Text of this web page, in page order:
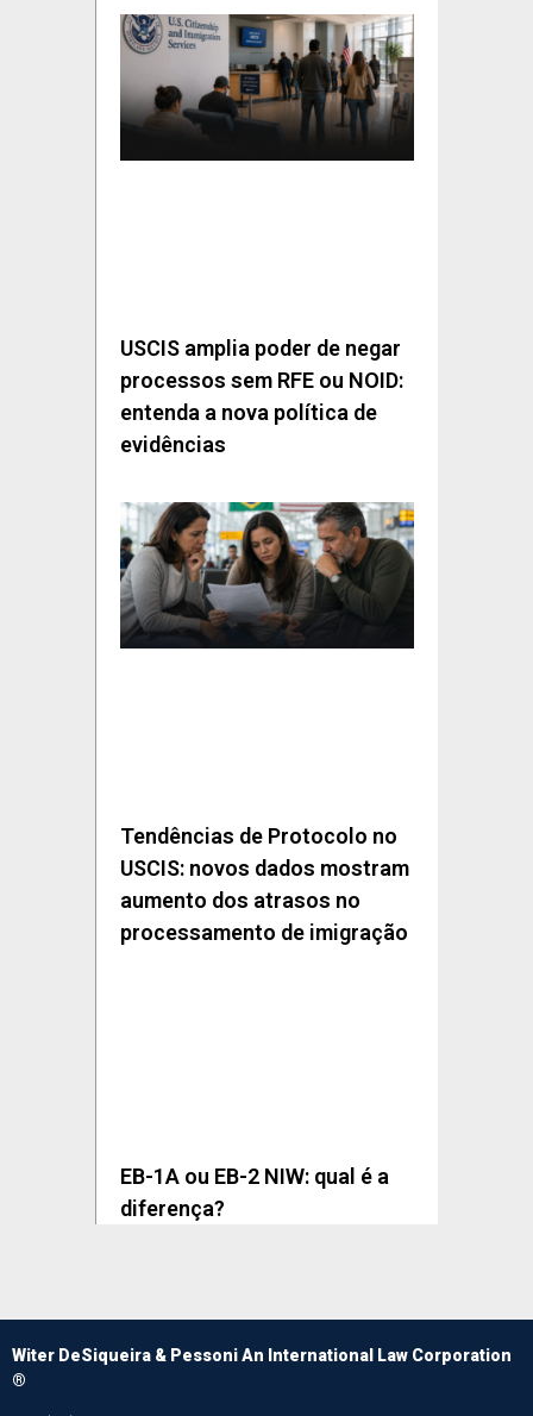
USCIS amplia poder de negar
processos sem RFE ou NOID:
entenda a nova política de
evidências
Tendências de Protocolo no
USCIS: novos dados mostram
aumento dos atrasos no
processamento de imigração
EB-1A ou EB-2 NIW: qual é a
diferença?
Witer DeSiqueira & Pessoni An International Law Corporation
®